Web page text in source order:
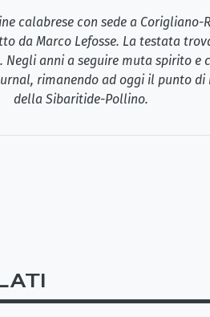
calabrese con sede a Corigliano-
da Marco Lefosse. La testata
anni a seguire muta spirito e
rimanendo ad oggi il punto
della Sibaritide-Pollino.